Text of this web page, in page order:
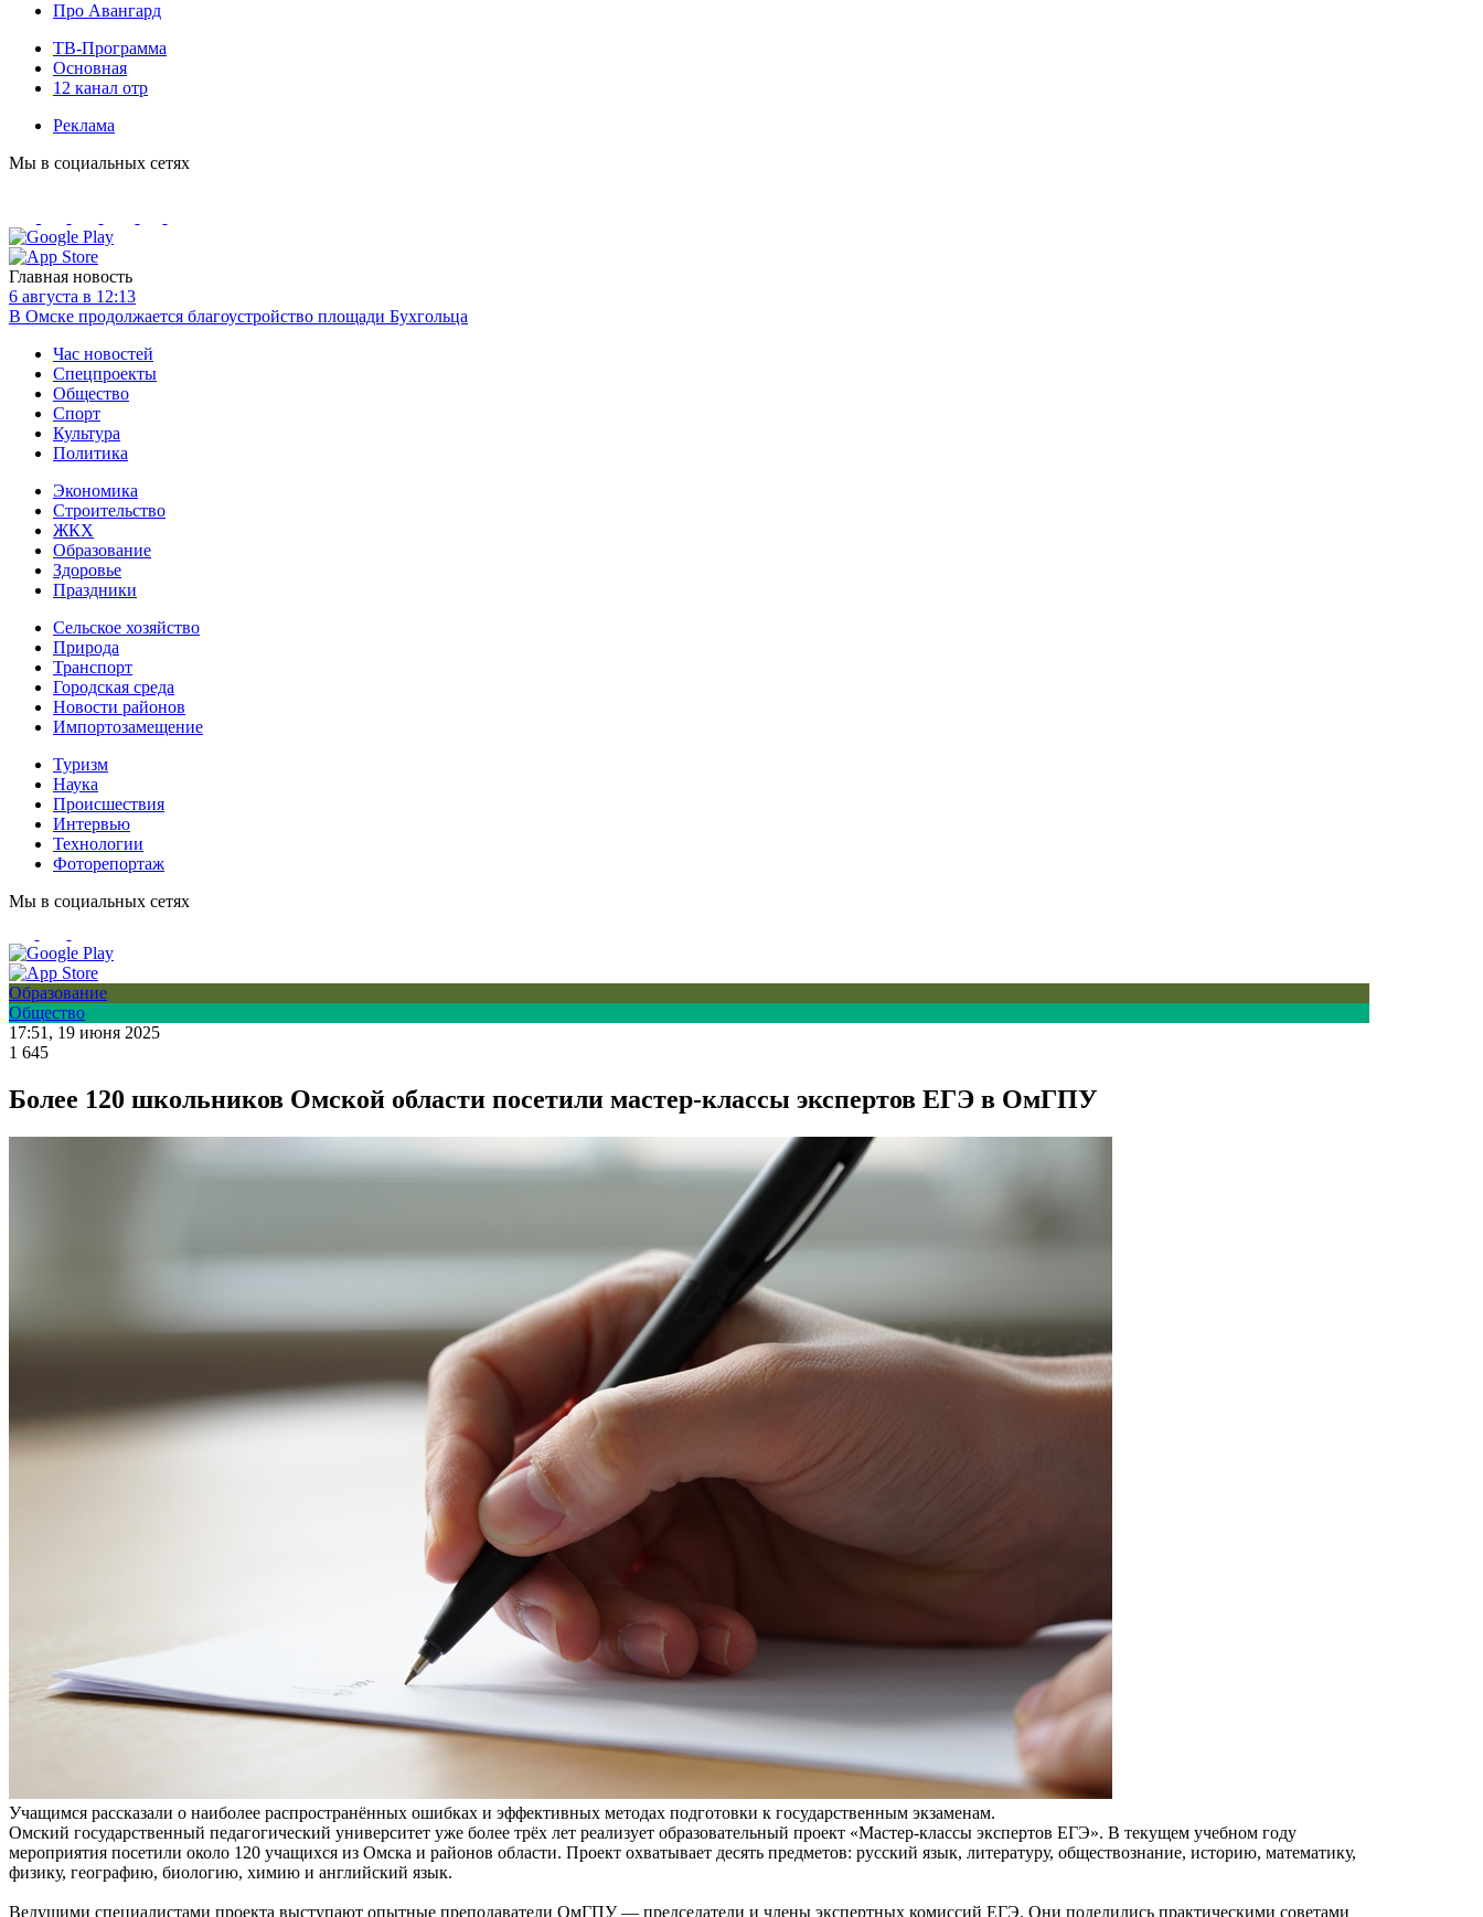
Про Авангард
ТВ-Программа
Основная
12 канал отр
Реклама
Мы в социальных сетях
Главная новость
6 августа в 12:13
В Омске продолжается благоустройство площади Бухгольца
Час новостей
Спецпроекты
Общество
Спорт
Культура
Политика
Экономика
Строительство
ЖКХ
Образование
Здоровье
Праздники
Сельское хозяйство
Природа
Транспорт
Городская среда
Новости районов
Импортозамещение
Туризм
Наука
Происшествия
Интервью
Технологии
Фоторепортаж
Мы в социальных сетях
Образование
Общество
17:51, 19 июня 2025
1 645
Более 120 школьников Омской области посетили мастер-классы экспертов ЕГЭ в ОмГПУ
Учащимся рассказали о наиболее распространённых ошибках и эффективных методах подготовки к государственным экзаменам.
Омский государственный педагогический университет уже более трёх лет реализует образовательный проект «Мастер-классы экспертов ЕГЭ». В текущем учебном году
мероприятия посетили около 120 учащихся из Омска и районов области. Проект охватывает десять предметов: русский язык, литературу, обществознание, историю, математику,
физику, географию, биологию, химию и английский язык.
Ведущими специалистами проекта выступают опытные преподаватели ОмГПУ — председатели и члены экспертных комиссий ЕГЭ. Они поделились практическими советами